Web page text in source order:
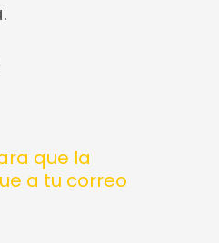
que la
a tu correo